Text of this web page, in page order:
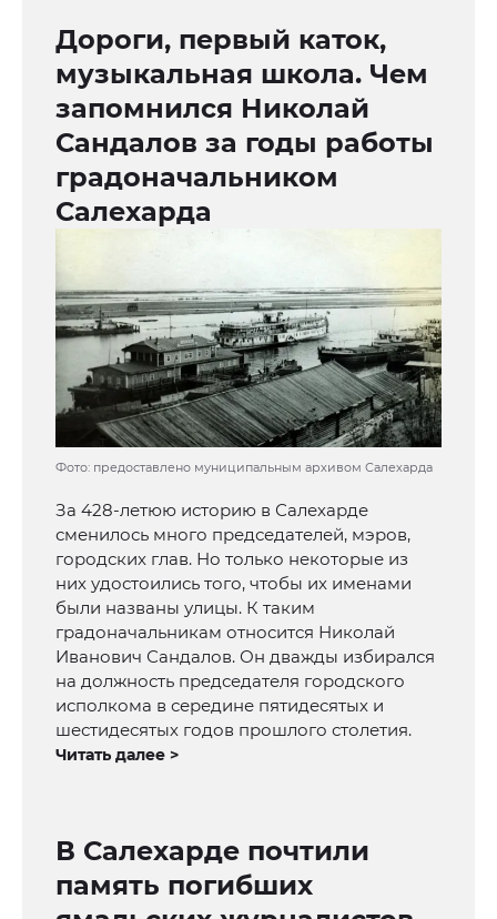
Дороги, первый каток,
музыкальная школа. Чем
запомнился Николай
Сандалов за годы работы
градоначальником
Салехарда
Фото: предоставлено муниципальным архивом Салехарда
За 428-летюю историю в Салехарде
сменилось много председателей, мэров,
городских глав. Но только некоторые из
них удостоились того, чтобы их именами
были названы улицы. К таким
градоначальникам относится Николай
Иванович Сандалов. Он дважды избирался
на должность председателя городского
исполкома в середине пятидесятых и
шестидесятых годов прошлого столетия.
Читать далее >
В Салехарде почтили
память погибших